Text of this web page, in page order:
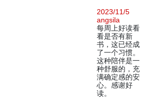
2023/11/5
angsila
每周上好读看
看是否有新
书，这已经成
了一个习惯。
这种陪伴是一
种舒服的，充
满确定感的安
心。感谢好
读。